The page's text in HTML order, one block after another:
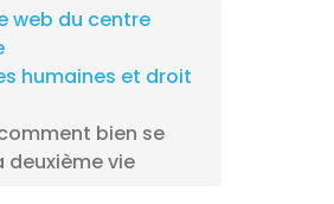
web du centre
humaines et droit
bien se
deuxième vie